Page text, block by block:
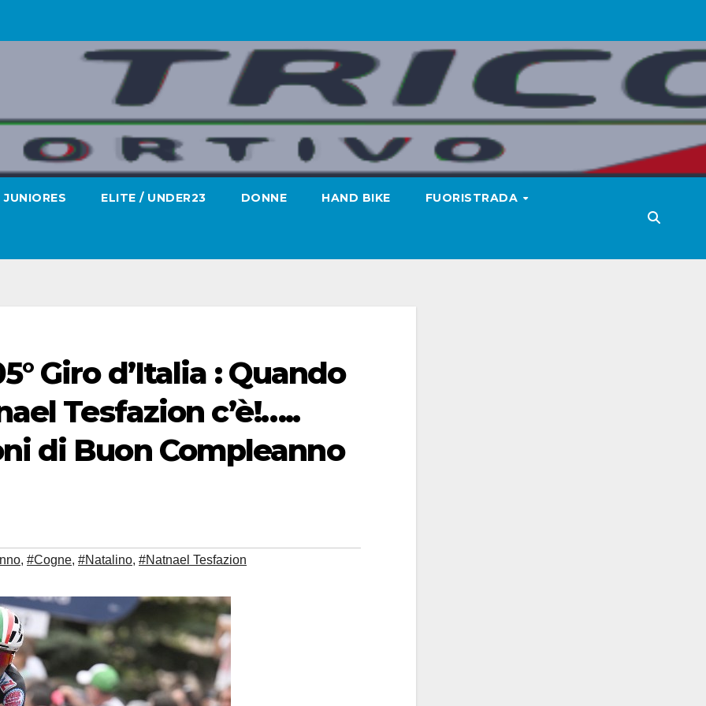
JUNIORES ELITE / UNDER23 DONNE HAND BIKE FUORISTRADA
Giro d’Italia : Quando
Tesfazion c’è!…..
di Buon Compleanno
, #Cogne, #Natalino, #Natnael Tesfazion